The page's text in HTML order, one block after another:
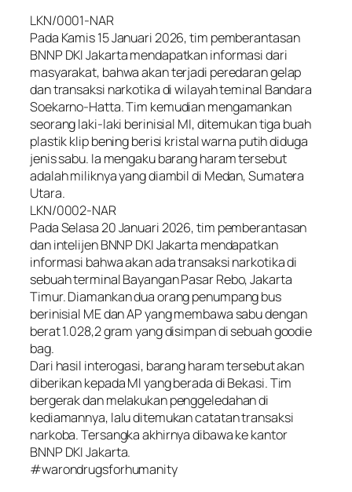
LKN/0001-NAR
Pada Kamis 15 Januari 2026, tim pemberantasan
BNNP DKI Jakarta mendapatkan informasi dari
masyarakat, bahwa akan terjadi peredaran gelap
dan transaksi narkotika di wilayah teminal Bandara
Soekarno-Hatta. Tim kemudian mengamankan
seorang laki-laki berinisial MI, ditemukan tiga buah
plastik klip bening berisi kristal warna putih diduga
jenis sabu. Ia mengaku barang haram tersebut
adalah miliknya yang diambil di Medan, Sumatera
Utara.
LKN/0002-NAR
Pada Selasa 20 Januari 2026, tim pemberantasan
dan intelijen BNNP DKI Jakarta mendapatkan
informasi bahwa akan ada transaksi narkotika di
sebuah terminal Bayangan Pasar Rebo, Jakarta
Timur. Diamankan dua orang penumpang bus
berinisial ME dan AP yang membawa sabu dengan
berat 1.028,2 gram yang disimpan di sebuah goodie
bag.
Dari hasil interogasi, barang haram tersebut akan
diberikan kepada MI yang berada di Bekasi. Tim
bergerak dan melakukan penggeledahan di
kediamannya, lalu ditemukan catatan transaksi
narkoba. Tersangka akhirnya dibawa ke kantor
BNNP DKI Jakarta.
#warondrugsforhumanity